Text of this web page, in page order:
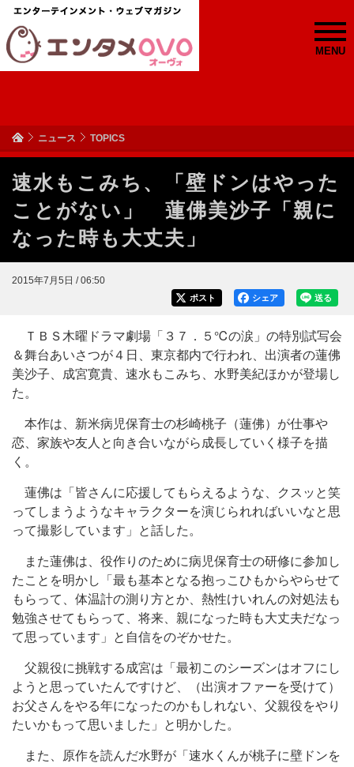
MENU
ニュース TOPICS
速水もこみち、「壁ドンはやった
ことがない」 蓮佛美沙子「親に
なった時も大丈夫」
2015年7月5日 / 06:50
送る
シェア
ポスト
ＴＢＳ木曜ドラマ劇場「３７．５℃の涙」の特別試写会
＆舞台あいさつが４日、東京都内で行われ、出演者の蓮佛
美沙子、成宮寛貴、速水もこみち、水野美紀ほかが登場し
た。
本作は、新米病児保育士の杉崎桃子（蓮佛）が仕事や
恋、家族や友人と向き合いながら成長していく様子を描
く。
蓮佛は「皆さんに応援してもらえるような、クスッと笑
ってしまうようなキャラクターを演じられればいいなと思
って撮影しています」と話した。
また蓮佛は、役作りのために病児保育士の研修に参加し
たことを明かし「最も基本となる抱っこひもからやらせて
もらって、体温計の測り方とか、熱性けいれんの対処法も
勉強させてもらって、将来、親になった時も大丈夫だなっ
て思っています」と自信をのぞかせた。
父親役に挑戦する成宮は「最初このシーズンはオフにし
ようと思っていたんですけど、（出演オファーを受けて）
お父さんをやる年になったのかもしれない、父親役をやり
たいかもって思いました」と明かした。
また、原作を読んだ水野が「速水くんが桃子に壁ドンを